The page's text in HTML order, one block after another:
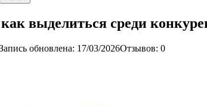
выделиться среди
обновлена: 17/03/2026Отзывов: 0